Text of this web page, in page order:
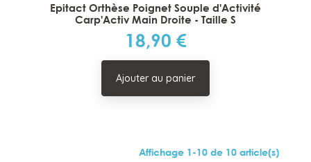
Epitact Orthèse Poignet Souple d'Activité
Carp'Activ Main Droite - Taille S
Prix
18,90 €
Ajouter au panier
Affichage 1-10 de 10 article(s)